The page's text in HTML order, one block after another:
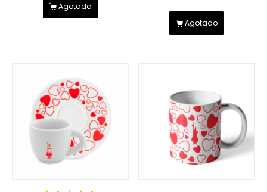
Agotado
Agotado